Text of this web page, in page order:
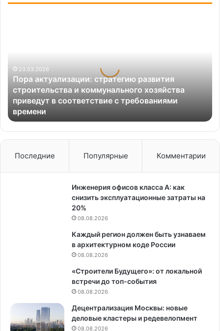
коммунального
хозяйства
приведут
соответствие
с
требованиями
времени
23.03.2026
Пора актуализации: стратегию развития
строительства и коммунального хозяйства
приведут в соответствие с требованиями
времени
Последние Популярные Комментарии
Инженерия офисов класса А: как
снизить эксплуатационные затраты на
20%
08.08.2026
Каждый регион должен быть узнаваем
в архитектурном коде России
08.08.2026
«Строители Будущего»: от локальной
встречи до топ-события
08.08.2026
Децентрализация Москвы: новые
деловые кластеры и редевелопмент
08.08.2026